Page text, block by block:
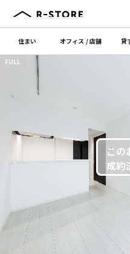
住まい オフィス /店舗 貸
〈
FULL